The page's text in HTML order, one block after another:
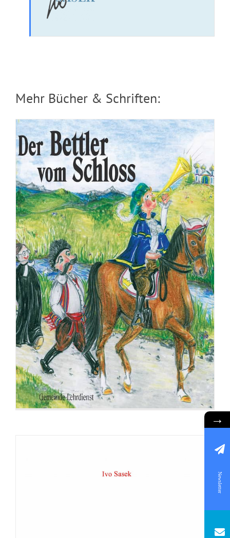
Mehr Bücher & Schriften:
Broschuere: Ruhe ringsum
→
Newsletter